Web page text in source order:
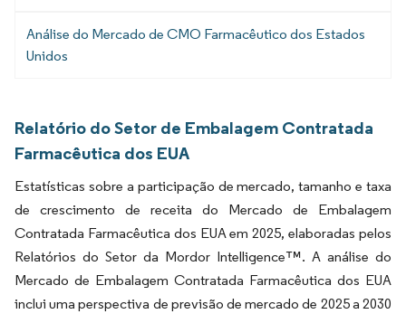
Análise do Mercado de CMO Farmacêutico dos Estados
Unidos
Relatório do Setor de Embalagem Contratada
Farmacêutica dos EUA
Estatísticas sobre a participação de mercado, tamanho e taxa
de crescimento de receita do Mercado de Embalagem
Contratada Farmacêutica dos EUA em 2025, elaboradas pelos
Relatórios do Setor da Mordor Intelligence™. A análise do
Mercado de Embalagem Contratada Farmacêutica dos EUA
inclui uma perspectiva de previsão de mercado de 2025 a 2030